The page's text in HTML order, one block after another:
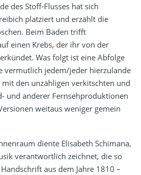
des Stoff-Flusses hat sich
platziert und erzählt die
Beim Baden trifft
einen Krebs, der ihr von der
Was folgt ist eine Abfolge
vermutlich jedem/jeder hierzulande
den unzähligen verkitschten und
und anderer Fernsehproduktionen
weitaus weniger gemein
diente Elisabeth Schimana,
verantwortlich zeichnet, die so
aus dem Jahre 1810 –